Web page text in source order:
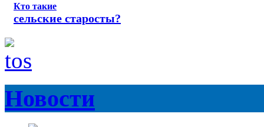
Кто такие
сельские старосты?
Новости